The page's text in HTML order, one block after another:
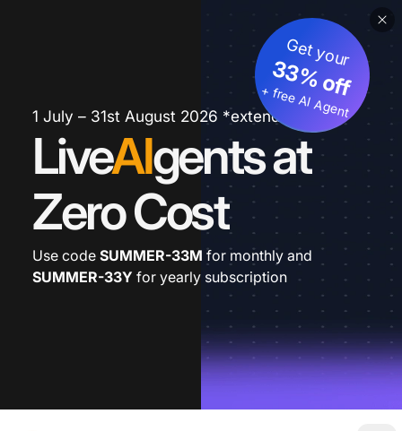
1 July – 31st August 2026 *extended
LiveAIgents at
Zero Cost
Get your
33% off
+ free AI Agent
Use code SUMMER-33M for monthly and
SUMMER-33Y for yearly subscription